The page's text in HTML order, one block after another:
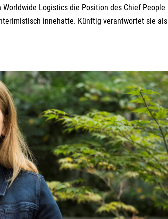
Logistics die Position des Chief People
innehatte. Künftig verantwortet sie als